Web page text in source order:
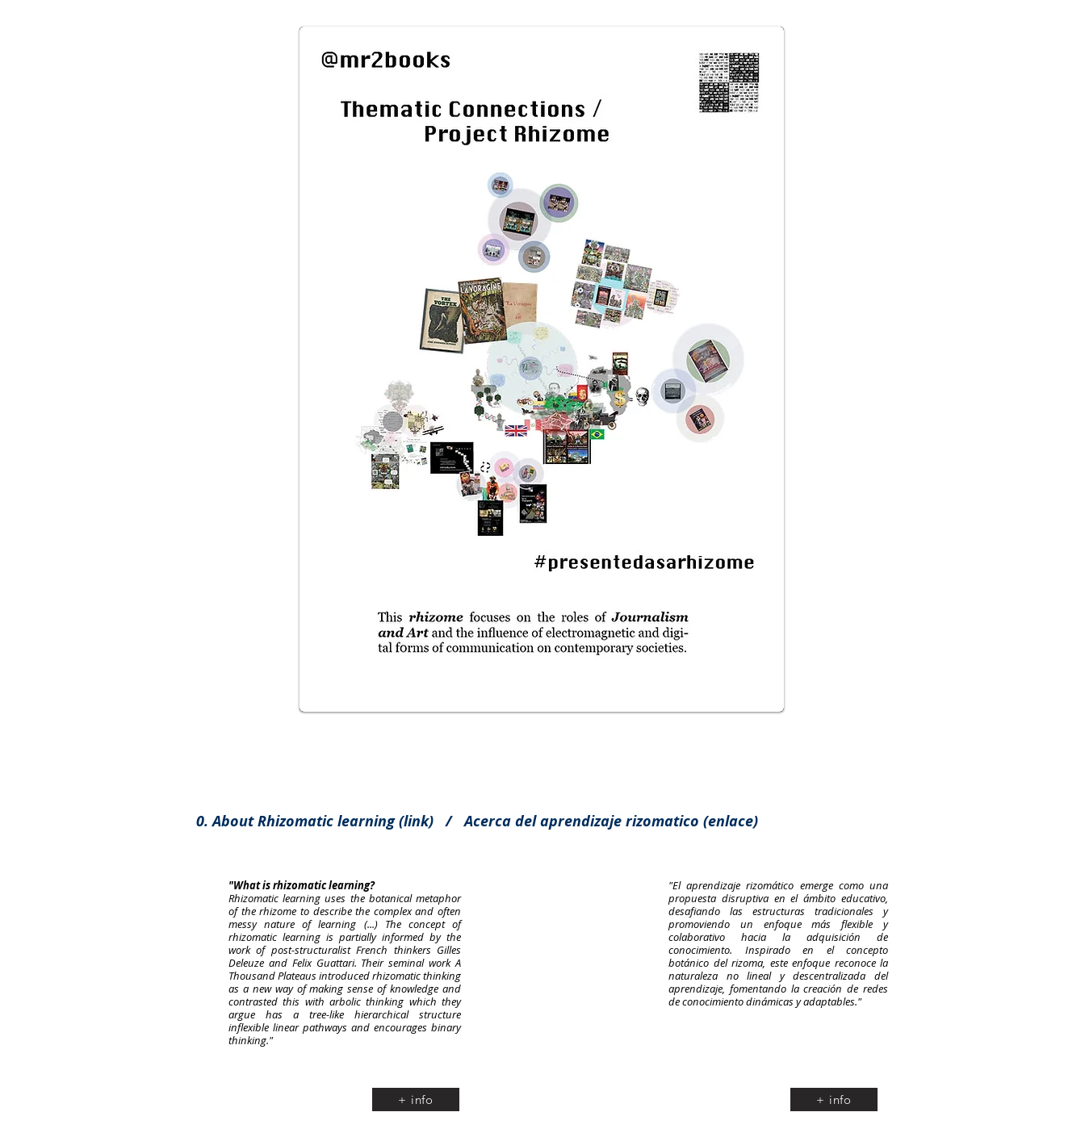
0. About Rhizomatic learning (link) / Acerca del aprendizaje rizomatico (enlace)
"What is rhizomatic learning?
Rhizomatic learning uses the botanical metaphor
of the rhizome to describe the complex and often
messy nature of learning (...) The concept of
rhizomatic learning is partially informed by the
work of post-structuralist French thinkers Gilles
Deleuze and Felix Guattari. Their seminal work A
Thousand Plateaus introduced rhizomatic thinking
as a new way of making sense of knowledge and
contrasted this with arbolic thinking which they
argue has a tree-like hierarchical structure
inflexible linear pathways and encourages binary
thinking."
+ info
"El aprendizaje rizomático emerge como una
propuesta disruptiva en el ámbito educativo,
desafiando las estructuras tradicionales y
promoviendo un enfoque más flexible y
colaborativo hacia la adquisición de
conocimiento. Inspirado en el concepto
botánico del rizoma, este enfoque reconoce la
naturaleza no lineal y descentralizada del
aprendizaje, fomentando la creación de redes
de conocimiento dinámicas y adaptables."
+ info